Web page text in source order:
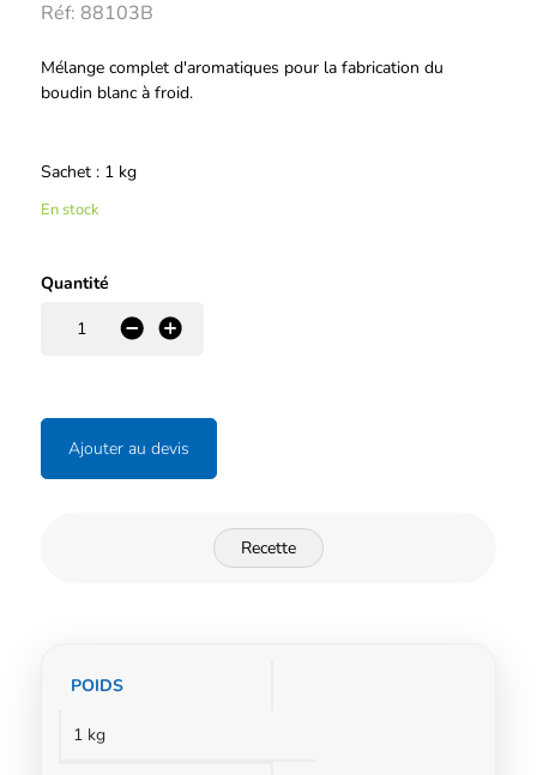
Réf: 88103B
Description
Mélange complet d'aromatiques pour la fabrication du
boudin blanc à froid.
Sachet : 1 kg
En stock
Quantité
+
-
Ajouter au devis
Recette
Informations
POIDS
1 kg